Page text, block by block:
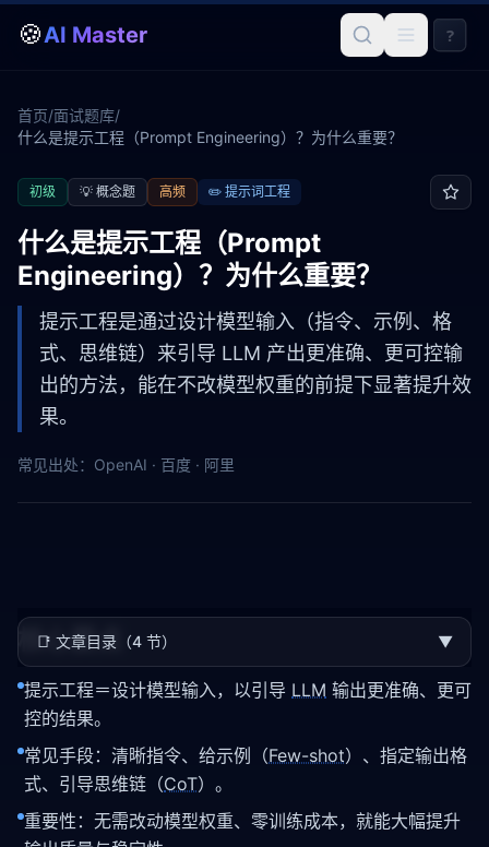
🍪AI Master ?
首页/面试题库/
什么是提示工程（Prompt Engineering）？为什么重要？
初级 💡 概念题 高频 ✏️ 提示词工程
什么是提示工程（Prompt
Engineering）？为什么重要？
提示工程是通过设计模型输入（指令、示例、格
式、思维链）来引导 LLM 产出更准确、更可控输
出的方法，能在不改模型权重的前提下显著提升效
果。
常见出处： OpenAI · 百度 · 阿里
📑 文章目录（4 节） ▼
核心要点
提示工程＝设计模型输入，以引导 LLM 输出更准确、更可
控的结果。
常见手段：清晰指令、给示例（Few-shot）、指定输出格
式、引导思维链（CoT）。
重要性：无需改动模型权重、零训练成本，就能大幅提升